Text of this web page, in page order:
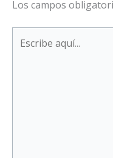
Los campos
aquí...